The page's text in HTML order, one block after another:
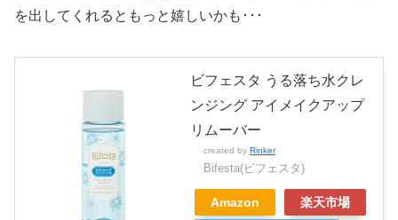
を出してくれるともっと嬉しいかも･･･
ビフェスタ うる落ち水クレ
ンジング アイメイクアップ
リムーバー
created by Rinker
Bifesta(ビフェスタ)
Amazon 楽天市場